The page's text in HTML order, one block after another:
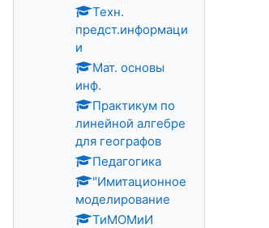
Техн.
предст.информаци
и
Мат. основы
инф.
Практикум по
линейной алгебре
для географов
Педагогика
"Имитационное
моделирование
ТиМОМиИ